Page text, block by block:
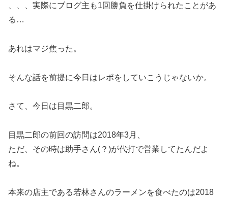
、、、実際にブログ主も1回勝負を仕掛けられたことがあ
る…
あれはマジ焦った。
そんな話を前提に今日はレポをしていこうじゃないか。
さて、今日は目黒二郎。
目黒二郎の前回の訪問は2018年3月、
ただ、その時は助手さん(？)が代打で営業してたんだよ
ね。
本来の店主である若林さんのラーメンを食べたのは2018